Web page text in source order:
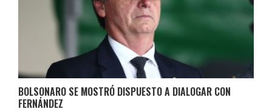
BOLSONARO SE MOSTRÓ DISPUESTO A DIALOGAR CON
FERNÁNDEZ